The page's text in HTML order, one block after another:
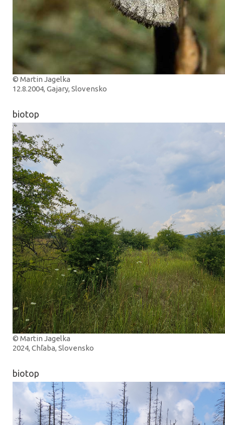
© Martin Jagelka
12.8.2004, Gajary, Slovensko
biotop
© Martin Jagelka
2024, Chľaba, Slovensko
biotop